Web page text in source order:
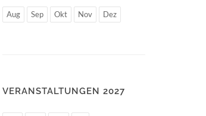
Aug Sep Okt Nov Dez
VERANSTALTUNGEN 2027